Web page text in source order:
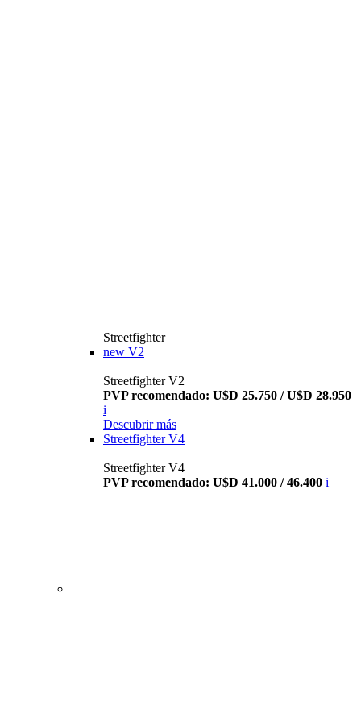
Streetfighter
new V2
Streetfighter V2
PVP recomendado: U$D 25.750 / U$D 28.950
i
Descubrir más
Streetfighter V4
Streetfighter V4
PVP recomendado: U$D 41.000 / 46.400 i